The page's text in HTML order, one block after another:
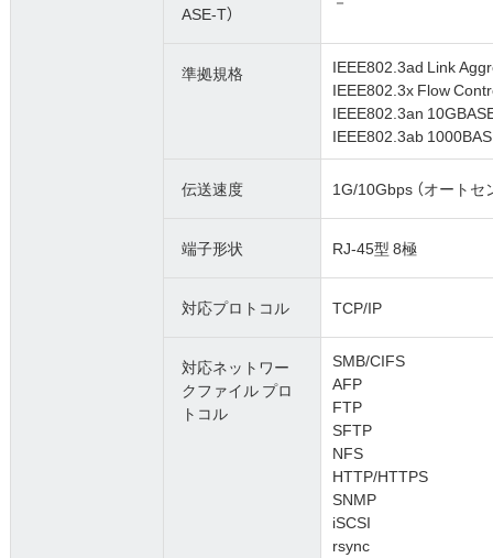
ASE-T）
準拠規格
IEEE802.3ad Link
IEEE802.3x Flow
IEEE802.3an
IEEE802.3ab
伝送速度 1G/10Gbps （オートセ
端子形状 RJ-45型 8極
対応プロトコル TCP/IP
対応ネットワー
クファイル プロ
トコル
SMB/CIFS
AFP
FTP
SFTP
NFS
HTTP/HTTPS
SNMP
iSCSI
rsync